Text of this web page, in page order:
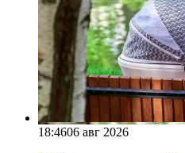
18:4606 авг 2026